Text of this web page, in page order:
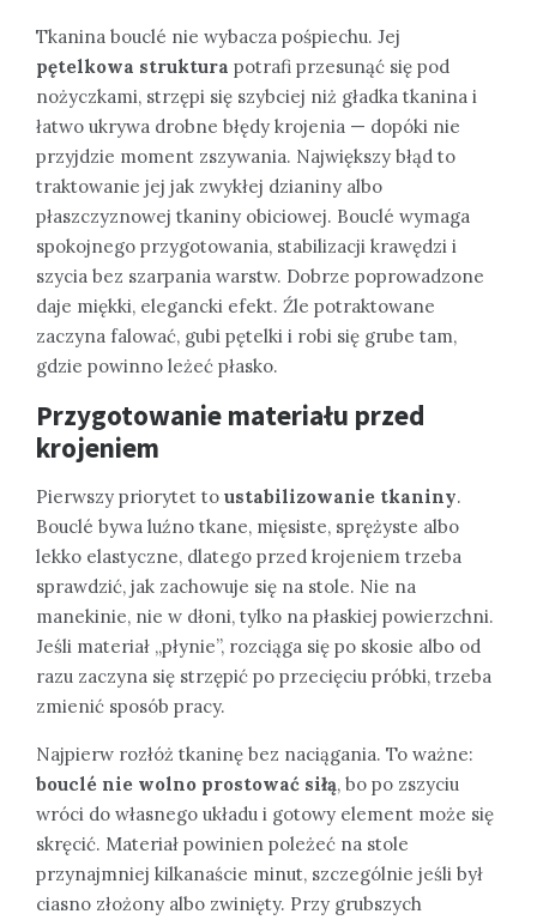
Tkanina bouclé nie wybacza pośpiechu. Jej
pętelkowa struktura potrafi przesunąć się pod
nożyczkami, strzępi się szybciej niż gładka tkanina i
łatwo ukrywa drobne błędy krojenia — dopóki nie
przyjdzie moment zszywania. Największy błąd to
traktowanie jej jak zwykłej dzianiny albo
płaszczyznowej tkaniny obiciowej. Bouclé wymaga
spokojnego przygotowania, stabilizacji krawędzi i
szycia bez szarpania warstw. Dobrze poprowadzone
daje miękki, elegancki efekt. Źle potraktowane
zaczyna falować, gubi pętelki i robi się grube tam,
gdzie powinno leżeć płasko.
Przygotowanie materiału przed
krojeniem
Pierwszy priorytet to ustabilizowanie tkaniny.
Bouclé bywa luźno tkane, mięsiste, sprężyste albo
lekko elastyczne, dlatego przed krojeniem trzeba
sprawdzić, jak zachowuje się na stole. Nie na
manekinie, nie w dłoni, tylko na płaskiej powierzchni.
Jeśli materiał „płynie”, rozciąga się po skosie albo od
razu zaczyna się strzępić po przecięciu próbki, trzeba
zmienić sposób pracy.
Najpierw rozłóż tkaninę bez naciągania. To ważne:
bouclé nie wolno prostować siłą, bo po zszyciu
wróci do własnego układu i gotowy element może się
skręcić. Materiał powinien poleżeć na stole
przynajmniej kilkanaście minut, szczególnie jeśli był
ciasno złożony albo zwinięty. Przy grubszych